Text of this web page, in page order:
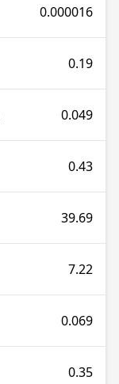
0.000016
0.19
0.049
0.43
39.69
7.22
0.069
0.35